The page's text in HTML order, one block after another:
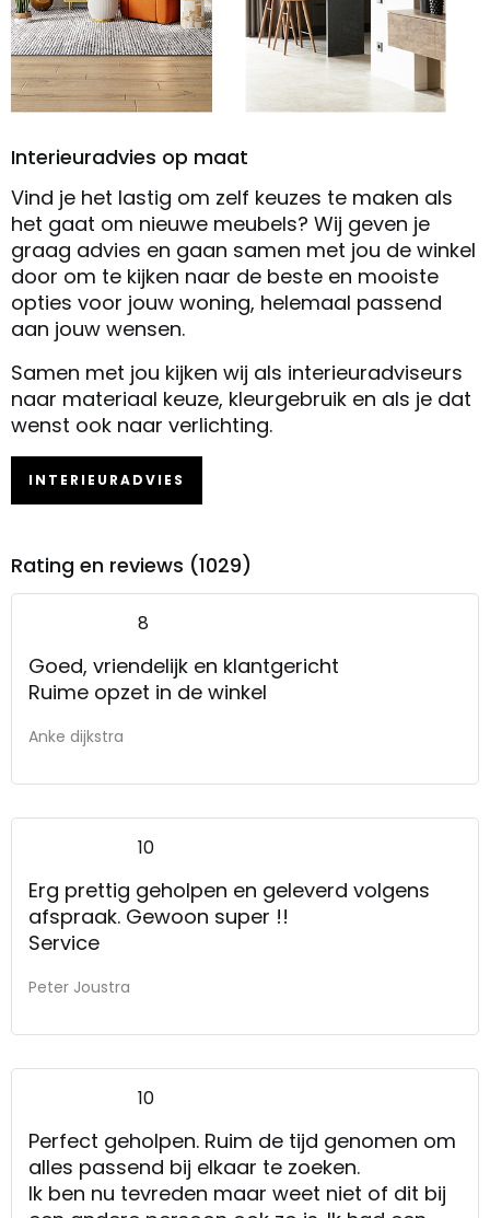
Interieuradvies op maat
Vind je het lastig om zelf keuzes te maken als
het gaat om nieuwe meubels? Wij geven je
graag advies en gaan samen met jou de winkel
door om te kijken naar de beste en mooiste
opties voor jouw woning, helemaal passend
aan jouw wensen.
Samen met jou kijken wij als interieuradviseurs
naar materiaal keuze, kleurgebruik en als je dat
wenst ook naar verlichting.
INTERIEURADVIES
Rating en reviews (1029)
8
Goed, vriendelijk en klantgericht
Ruime opzet in de winkel
Anke dijkstra
10
Erg prettig geholpen en geleverd volgens
afspraak. Gewoon super !!
Service
Peter Joustra
10
Perfect geholpen. Ruim de tijd genomen om
alles passend bij elkaar te zoeken.
Ik ben nu tevreden maar weet niet of dit bij